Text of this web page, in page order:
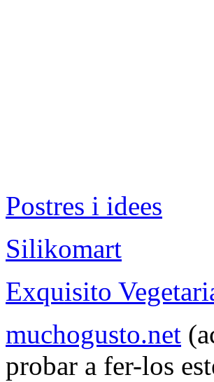
Postres i idees
Silikomart
Exquisito
muchogusto.net
probar a fer-los